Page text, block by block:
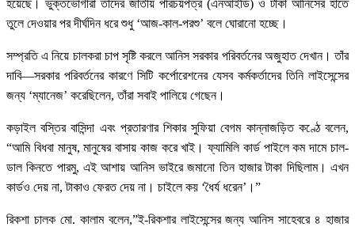
হয়েছে। ভুক্তভোগীরা তাঁদের জাতীয় পরিচয়পত্র (এনআইডি) ও টাকা আনিসের হাতে
তুলে দেওয়ার পর দীর্ঘদিন ধরে শুধু ‘আজ-কাল-পরশু’ বলে ঘোরানো হচ্ছে।
সম্প্রতি এ নিয়ে চালকরা চাপ সৃষ্টি করলে আনিস সরকার পরিবর্তনের অজুহাত দেখান। তাঁর
দাবি—সরকার পরিবর্তনের কারণে সিটি কর্পোরেশনের যেসব কর্মকর্তাদের তিনি লাইসেন্সের
জন্য ‘ম্যানেজ’ করেছিলেন, তাঁরা সবাই পালিয়ে গেছেন।
কড়াইল বস্তির বাসিন্দা এবং প্রতারণার শিকার সুফিয়া বেগম কান্নাজড়িত কণ্ঠে বলেন,
“আমি বিধবা মানুষ, মানুষের বাসায় কাজ করে খাই। ফ্যামিলি কার্ড পাইলে কম দামে চাল-
ডাল কিনতে পারমু, এই আশায় আনিস ভাইরে জমানো তিন হাজার টাকা দিছিলাম। এখন
কার্ডও দেয় না, টাকাও ফেরত দেয় না। চাইলে কয় ‘ধৈর্য ধরেন’।”
রিকশা চালক মো. কালাম বলেন,”ই-রিকশার লাইসেন্সের জন্য আনিস সাহেবরে ৪ হাজার